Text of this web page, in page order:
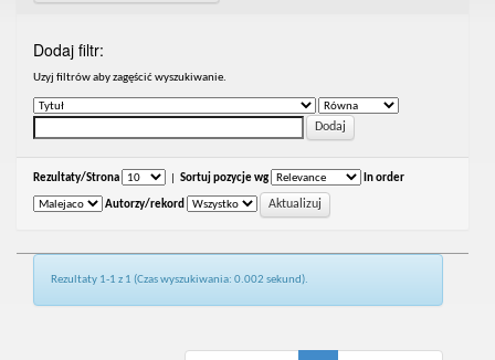
Dodaj filtr:
Uzyj filtrów aby zagęścić wyszukiwanie.
Rezultaty/Strona Sortuj pozycje wg In order
Autorzy/rekord
Rezultaty 1-1 z 1 (Czas wyszukiwania: 0.002 sekund).